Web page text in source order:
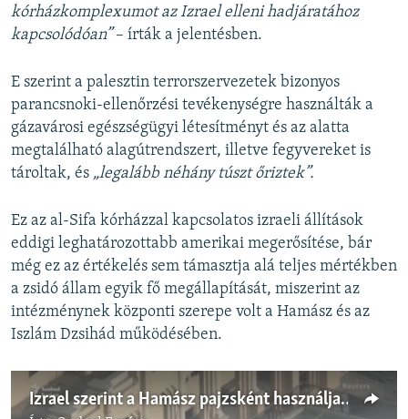
kórházkomplexumot az Izrael elleni hadjáratához
kapcsolódóan”– írták a jelentésben.
E szerint a palesztin terrorszervezetek bizonyos
parancsnoki-ellenőrzési tevékenységre használták a
gázavárosi egészségügyi létesítményt és az alatta
megtalálható alagútrendszert, illetve fegyvereket is
tároltak, és „legalább néhány túszt őriztek”.
Ez az al-Sifa kórházzal kapcsolatos izraeli állítások
eddigi leghatározottabb amerikai megerősítése, bár
még ez az értékelés sem támasztja alá teljes mértékben
a zsidó állam egyik fő megállapítását, miszerint az
intézménynek központi szerepe volt a Hamász és az
Iszlám Dzsihád működésében.
Izrael szerint a Hamász pajzsként használja a gázai kórházakat